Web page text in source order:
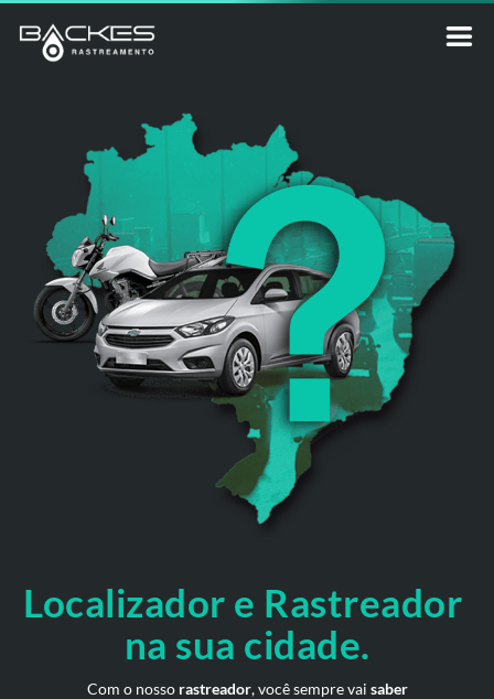
Localizador e Rastreador
na sua cidade.
Com o nosso rastreador, você sempre vai saber